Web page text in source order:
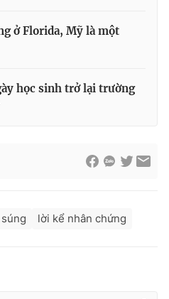
báo điện tử số 483/GP-BTTTT
ở Florida, Mỹ là một
học sinh trở lại trường
lời kể nhân chứng